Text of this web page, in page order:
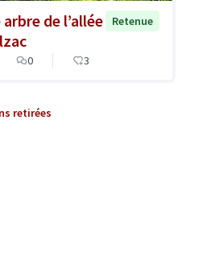
de l’allée
Retenue
0 3
retirées